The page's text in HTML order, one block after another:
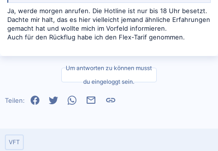
Ja, werde morgen anrufen. Die Hotline ist nur bis 18 Uhr besetzt.
Dachte mir halt, das es hier vielleicht jemand ähnliche Erfahrungen
gemacht hat und wollte mich im Vorfeld informieren.
Auch für den Rückflug habe ich den Flex-Tarif genommen.
Um antworten zu können musst
du eingeloggt sein.
Teilen: FacebookTwitter WhatsApp
E-MailLink
VFT